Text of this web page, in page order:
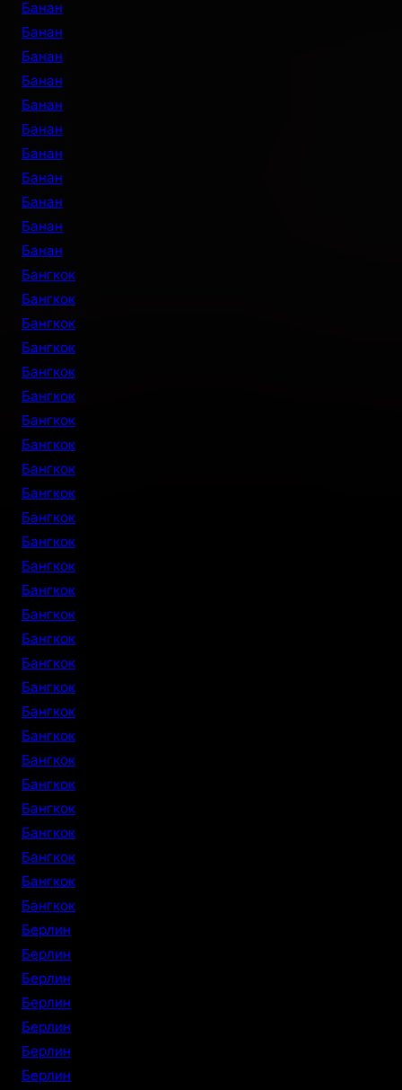
Банан
Банан
Банан
Банан
Банан
Банан
Банан
Банан
Банан
Банан
Банан
Бангкок
Бангкок
Бангкок
Бангкок
Бангкок
Бангкок
Бангкок
Бангкок
Бангкок
Бангкок
Бангкок
Бангкок
Бангкок
Бангкок
Бангкок
Бангкок
Бангкок
Бангкок
Бангкок
Бангкок
Бангкок
Бангкок
Бангкок
Бангкок
Бангкок
Бангкок
Бангкок
Берлин
Берлин
Берлин
Берлин
Берлин
Берлин
Берлин